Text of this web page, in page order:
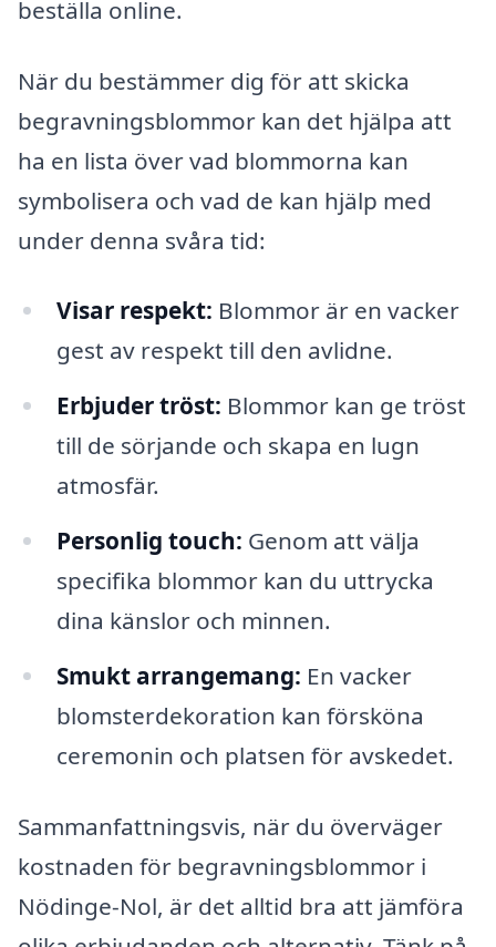
beställa online.
När du bestämmer dig för att skicka
begravningsblommor kan det hjälpa att
ha en lista över vad blommorna kan
symbolisera och vad de kan hjälp med
under denna svåra tid:
Visar respekt: Blommor är en vacker
gest av respekt till den avlidne.
Erbjuder tröst: Blommor kan ge tröst
till de sörjande och skapa en lugn
atmosfär.
Personlig touch: Genom att välja
specifika blommor kan du uttrycka
dina känslor och minnen.
Smukt arrangemang: En vacker
blomsterdekoration kan försköna
ceremonin och platsen för avskedet.
Sammanfattningsvis, när du överväger
kostnaden för begravningsblommor i
Nödinge-Nol, är det alltid bra att jämföra